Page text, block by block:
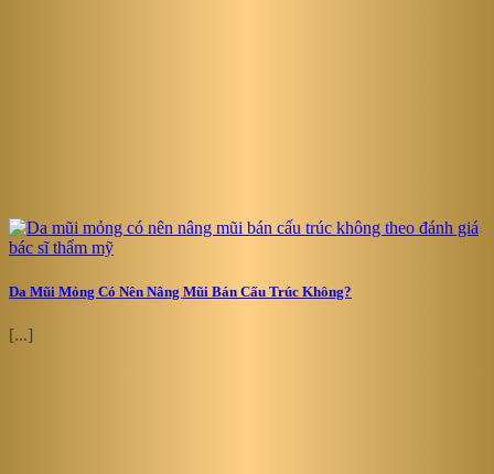
Da Mũi Mỏng Có Nên Nâng Mũi Bán Cấu Trúc Không?
[...]